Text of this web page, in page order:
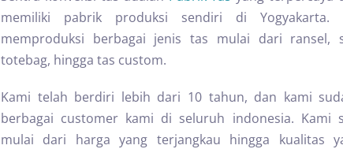
memiliki pabrik produksi sendiri di Yogyakarta.
memproduksi berbagai jenis tas mulai dari ransel,
totebag, hingga tas custom.
Kami telah berdiri lebih dari 10 tahun, dan kami
berbagai customer kami di seluruh indonesia. Kami
mulai dari harga yang terjangkau hingga kualitas